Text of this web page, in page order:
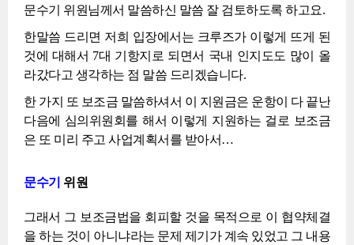
문수기 위원님께서 말씀하신 말씀 잘 검토하도록 하고요.
한말씀 드리면 저희 입장에서는 크루즈가 이렇게 뜨게 된
것에 대해서 7대 기항지로 되면서 국내 인지도도 많이 올
라갔다고 생각하는 점 말씀 드리겠습니다.
한 가지 또 보조금 말씀하셔서 이 지원금은 운항이 다 끝난
다음에 심의위원회를 해서 이렇게 지원하는 걸로 보조금
은 또 미리 주고 사업계획서를 받아서…
문수기 위원
그래서 그 보조금법을 회피할 것을 목적으로 이 협약체결
을 하는 것이 아니냐라는 문제 제기가 계속 있었고 그 내용